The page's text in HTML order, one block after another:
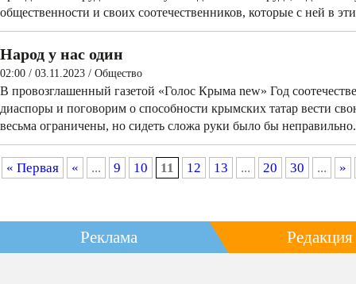
общественности и своих соотечественников, которые с ней в
Народ у нас один
02:00 / 03.11.2023 / Общество
В провозглашенный газетой «Голос Крыма new» Год
диаспоры и поговорим о способности крымских татар вести
весьма ограничены, но сидеть сложа руки было бы неправильно.
« Первая « ... 9 10 11 12 13 ... 20 30 ... »
Реклама Редакция